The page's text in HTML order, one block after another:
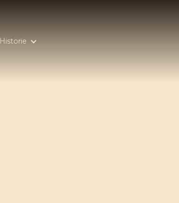
Historie